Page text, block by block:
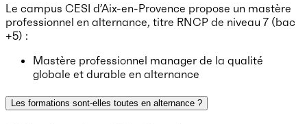
Le campus CESI d’Aix-en-Provence propose un mastère
professionnel en alternance, titre RNCP de niveau 7 (bac
+5) :
Mastère professionnel manager de la qualité
globale et durable en alternance
Les formations sont-elles toutes en alternance ?